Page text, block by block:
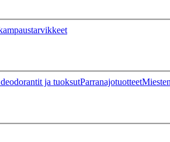
ja tuoksutParranajotuotteet